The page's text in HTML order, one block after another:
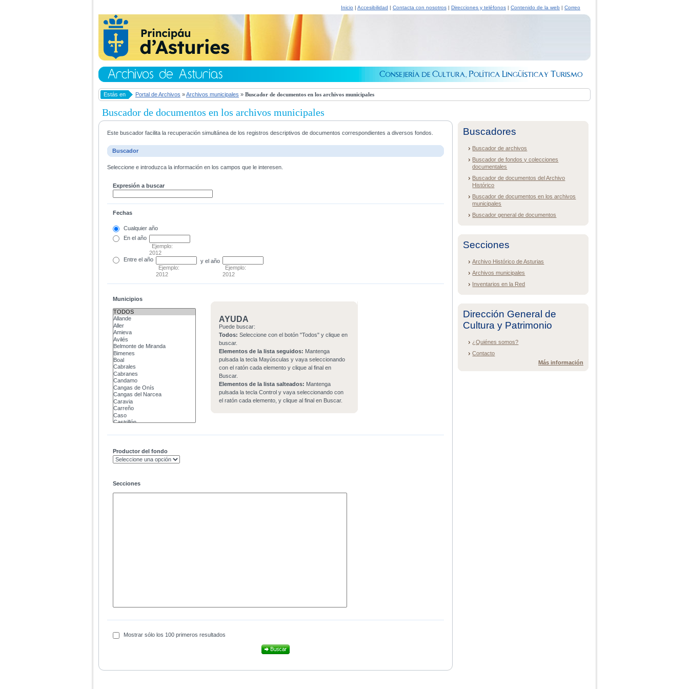
Inicio | Accesibilidad | Contacta con nosotros | Direcciones y teléfonos | Contenido de la web | Correo
Estás en Portal de Archivos »Archivos municipales » Buscador de documentos en los archivos municipales
Buscador de documentos en los archivos municipales
Este buscador facilita la recuperación simultánea de los registros descriptivos de documentos correspondientes a diversos fondos.
Buscador
Seleccione e introduzca la información en los campos que le interesen.
Expresión a buscar
Fechas
Cualquier año
En el año
Ejemplo:
2012
Entre el año
Ejemplo:
2012
y el año
Ejemplo:
2012
Municipios
AYUDA
Puede buscar:
Todos: Seleccione con el botón "Todos" y clique en
buscar.
Elementos de la lista seguidos: Mantenga
pulsada la tecla Mayúsculas y vaya seleccionando
con el ratón cada elemento y clique al final en
Buscar.
Elementos de la lista salteados: Mantenga
pulsada la tecla Control y vaya seleccionando con
el ratón cada elemento, y clique al final en Buscar.
Productor del fondo
Secciones
Mostrar sólo los 100 primeros resultados
Buscadores
Buscador de archivos
Buscador de fondos y colecciones
documentales
Buscador de documentos del Archivo
Histórico
Buscador de documentos en los archivos
municipales
Buscador general de documentos
Secciones
Archivo Histórico de Asturias
Archivos municipales
Inventarios en la Red
Dirección General de
Cultura y Patrimonio
¿Quiénes somos?
Contacto
Más información